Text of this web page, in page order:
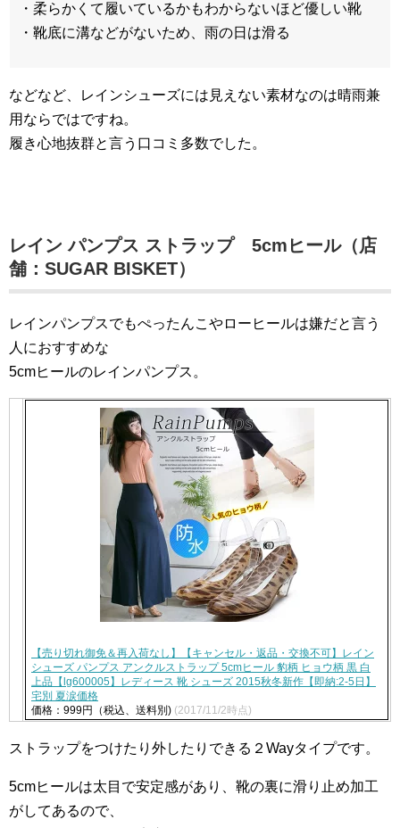
・柔らかくて履いているかもわからないほど優しい靴
・靴底に溝などがないため、雨の日は滑る
などなど、レインシューズには見えない素材なのは晴雨兼
用ならではですね。
履き心地抜群と言う口コミ多数でした。
レイン パンプス ストラップ 5cmヒール（店
舗：SUGAR BISKET）
レインパンプスでもぺったんこやローヒールは嫌だと言う
人におすすめな
5cmヒールのレインパンプス。
【売り切れ御免＆再入荷なし】【キャンセル・返品・交換不可】レイン
シューズ パンプス アンクルストラップ 5cmヒール 豹柄 ヒョウ柄 黒 白
上品【lg600005】レディース 靴 シューズ 2015秋冬新作【即納:2-5日】
宅別 夏涙価格
価格：999円（税込、送料別) (2017/11/2時点)
ストラップをつけたり外したりできる２Wayタイプです。
5cmヒールは太目で安定感があり、靴の裏に滑り止め加工
がしてあるので、